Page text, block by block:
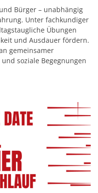
Bürger – unabhängig
Unter fachkundiger
Übungen
und Ausdauer fördern.
gemeinsamer
soziale Begegnungen